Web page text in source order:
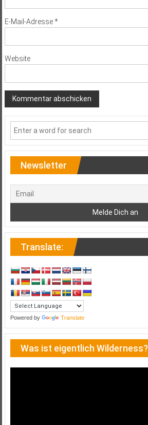
E-Mail-Adresse*
Website
Newsletter
Translate:
Powered by Translate
Was ist eigentlich Wilderness?